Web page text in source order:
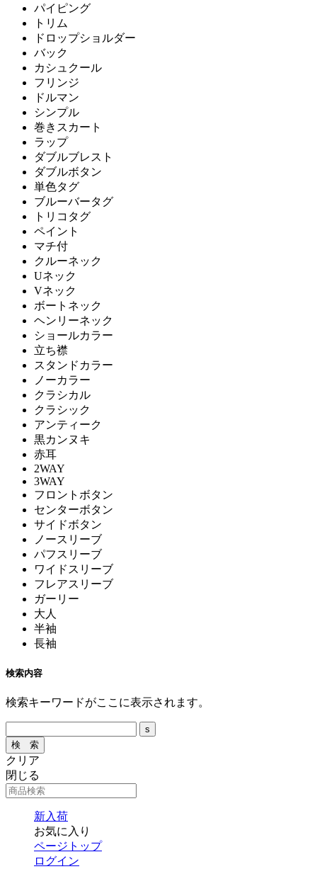
パイピング
トリム
ドロップショルダー
バック
カシュクール
フリンジ
ドルマン
シンプル
巻きスカート
ラップ
ダブルブレスト
ダブルボタン
単色タグ
ブルーバータグ
トリコタグ
ペイント
マチ付
クルーネック
Uネック
Vネック
ボートネック
ヘンリーネック
ショールカラー
立ち襟
スタンドカラー
ノーカラー
クラシカル
クラシック
アンティーク
黒カンヌキ
赤耳
2WAY
3WAY
フロントボタン
センターボタン
サイドボタン
ノースリーブ
パフスリーブ
ワイドスリーブ
フレアスリーブ
ガーリー
大人
半袖
長袖
検索内容
検索キーワードがここに表示されます。
クリア
閉じる
新入荷
お気に入り
ページトップ
ログイン